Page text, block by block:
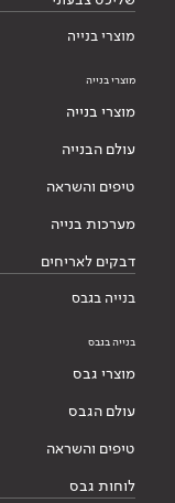
מוצרי בנייה
מוצרי בנייה
מוצרי בנייה
עולם הבנייה
טיפים והשראה
מערכות בנייה
דבקים לאריחים
בנייה בגבס
בנייה בגבס
מוצרי גבס
עולם הגבס
טיפים והשראה
לוחות גבס